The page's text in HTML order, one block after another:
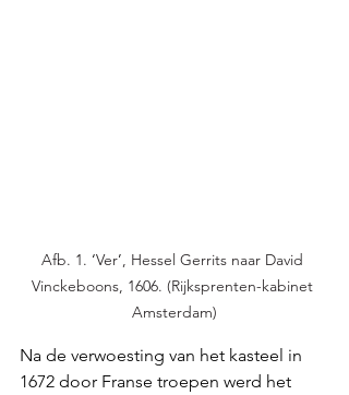
Afb. 1. ‘Ver’, Hessel Gerrits naar David
Vinckeboons, 1606. (Rijksprenten-kabinet
Amsterdam)
Na de verwoesting van het kasteel in
1672 door Franse troepen werd het